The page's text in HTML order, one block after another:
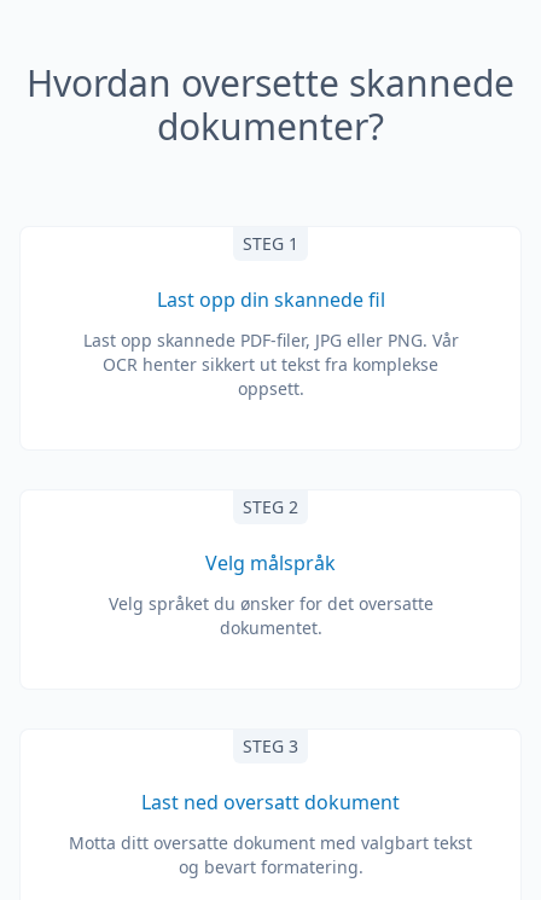
Hvordan oversette skannede
dokumenter?
STEG 1
Last opp din skannede fil
Last opp skannede PDF-filer, JPG eller PNG. Vår
OCR henter sikkert ut tekst fra komplekse
oppsett.
STEG 2
Velg målspråk
Velg språket du ønsker for det oversatte
dokumentet.
STEG 3
Last ned oversatt dokument
Motta ditt oversatte dokument med valgbart tekst
og bevart formatering.